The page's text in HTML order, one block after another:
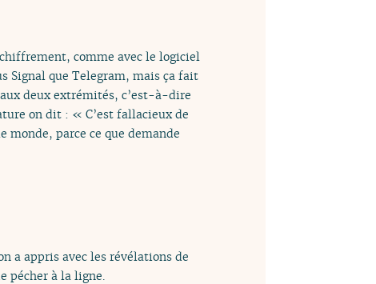
comme avec le logiciel
Signal que Telegram, mais ça fait
deux extrémités, c’est-à-dire
on dit : « C’est fallacieux de
parce ce que demande
a appris avec les révélations de
pécher à la ligne.